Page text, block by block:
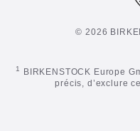
© 2026
1
BIRKENSTOCK Europe
précis, d’exclure